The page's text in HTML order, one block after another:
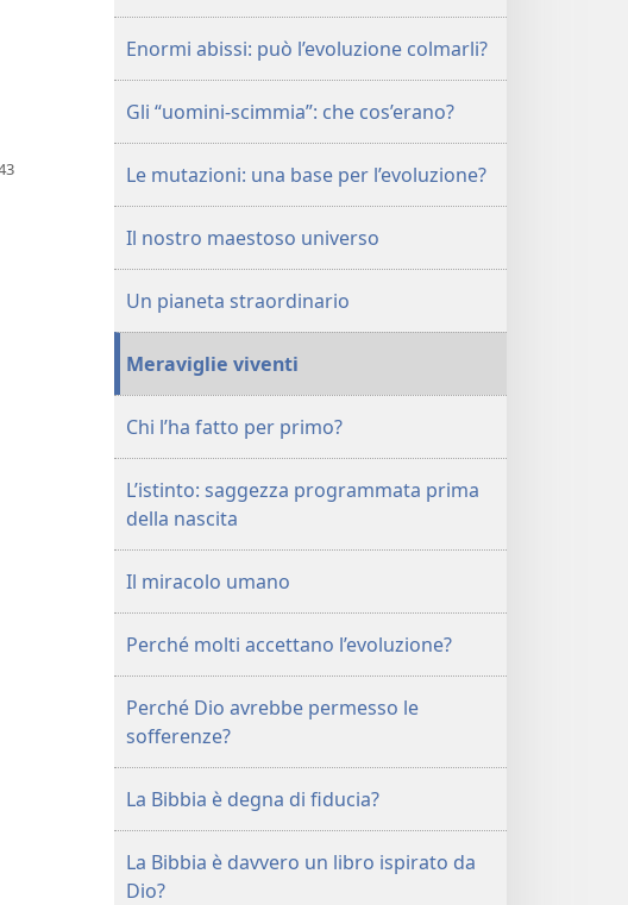
Enormi abissi: può l’evoluzione colmarli?
Gli “uomini-scimmia”: che cos’erano?
Le mutazioni: una base per l’evoluzione?
Il nostro maestoso universo
Un pianeta straordinario
Meraviglie viventi
Chi l’ha fatto per primo?
L’istinto: saggezza programmata prima
della nascita
Il miracolo umano
Perché molti accettano l’evoluzione?
Perché Dio avrebbe permesso le
sofferenze?
La Bibbia è degna di fiducia?
La Bibbia è davvero un libro ispirato da
Dio?